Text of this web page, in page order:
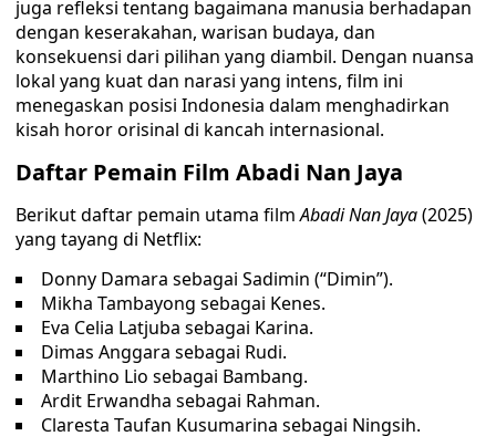
juga refleksi tentang bagaimana manusia berhadapan
dengan keserakahan, warisan budaya, dan
konsekuensi dari pilihan yang diambil. Dengan nuansa
lokal yang kuat dan narasi yang intens, film ini
menegaskan posisi Indonesia dalam menghadirkan
kisah horor orisinal di kancah internasional.
Daftar Pemain Film Abadi Nan Jaya
Berikut daftar pemain utama filmAbadi Nan Jaya(2025)
yang tayang di Netflix:
Donny Damara sebagai Sadimin (“Dimin”).
Mikha Tambayong sebagai Kenes.
Eva Celia Latjuba sebagai Karina.
Dimas Anggara sebagai Rudi.
Marthino Lio sebagai Bambang.
Ardit Erwandha sebagai Rahman.
Claresta Taufan Kusumarina sebagai Ningsih.